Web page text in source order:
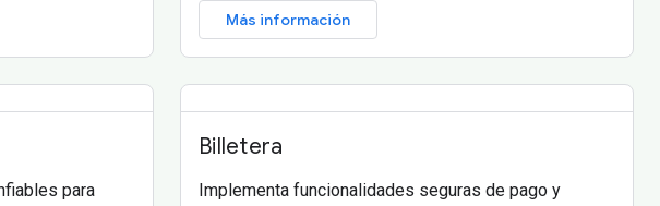
Más información
para
Billetera
Implementa funcionalidades seguras de pago y